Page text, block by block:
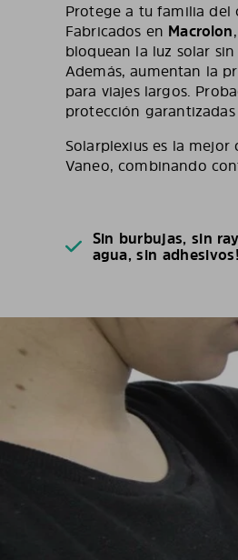
Protege a tu familia del
Fabricados en Macrolon
bloquean la luz solar
Además, aumentan la
para viajes largos.
protección
Solarplexius es la
Vaneo, combinando
Sin burbujas, sin
agua, sin adhesivos!